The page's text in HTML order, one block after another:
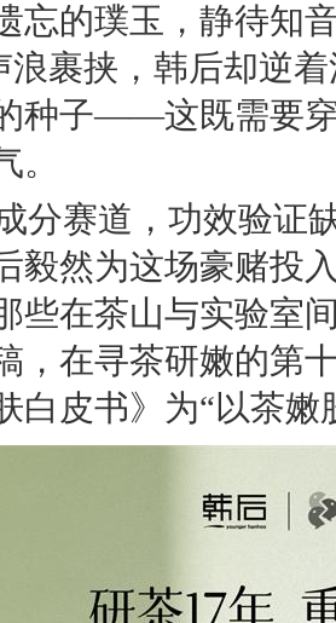
忘的璞玉，静待知
浪裹挟，韩后却逆
种子——这既需要
。
分赛道，功效验证
毅然为这场豪赌投
些在茶山与实验室
，在寻茶研嫩的第
白皮书》为“以茶嫩